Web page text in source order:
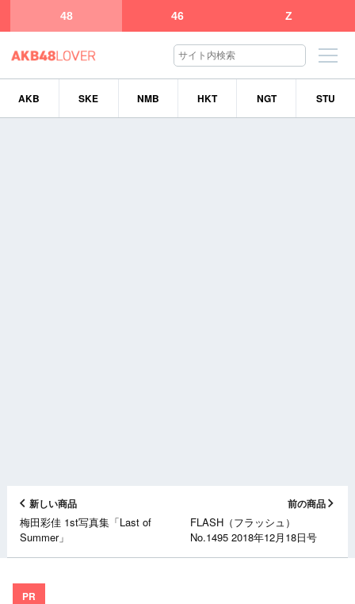
48 46 Z
AKB SKE NMB HKT NGT STU
新しい商品
梅田彩佳 1st写真集「Last of
Summer」
前の商品
FLASH（フラッシュ）
No.1495 2018年12月18日号
PR